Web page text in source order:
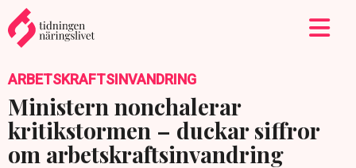
ARBETSKRAFTSINVANDRING
Ministern nonchalerar
kritikstormen – duckar siffror
om arbetskraftsinvandring